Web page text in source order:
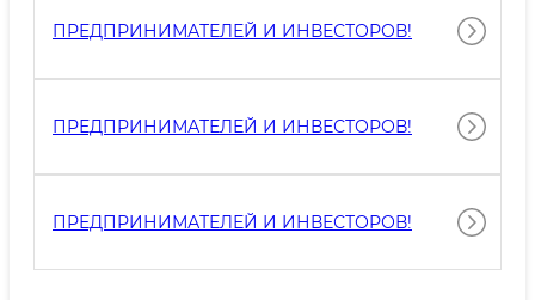
ПРЕДПРИНИМАТЕЛЕЙ И ИНВЕСТОРОВ!
ПРЕДПРИНИМАТЕЛЕЙ И ИНВЕСТОРОВ!
ПРЕДПРИНИМАТЕЛЕЙ И ИНВЕСТОРОВ!